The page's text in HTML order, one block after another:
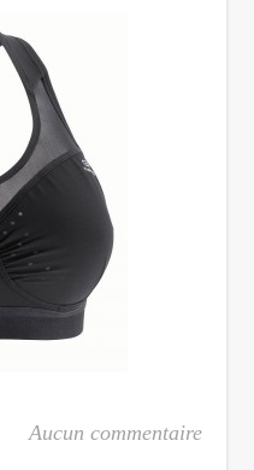
Aucun commentaire